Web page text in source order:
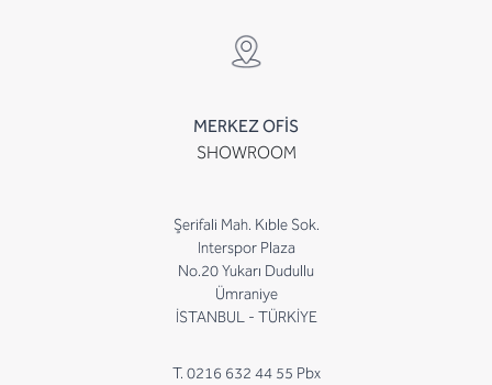
MERKEZ OFİS
SHOWROOM
Şerifali Mah. Kıble Sok.
Interspor Plaza
No.20 Yukarı Dudullu
Ümraniye
İSTANBUL - TÜRKİYE
T. 0216 632 44 55 Pbx